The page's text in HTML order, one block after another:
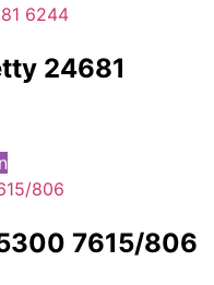
24681
7615/806